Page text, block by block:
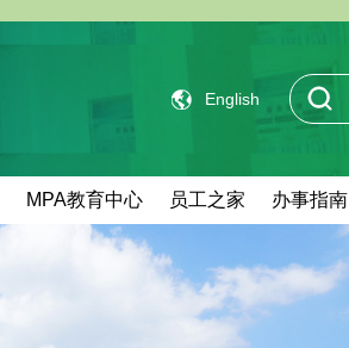
English
MPA教育中心 员工之家 办事指南